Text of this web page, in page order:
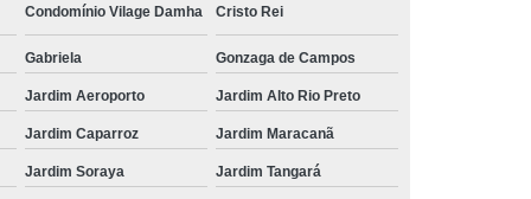
Condomínio Vilage Damha Cristo Rei
Gabriela Gonzaga de Campos
Jardim Aeroporto Jardim Alto Rio Preto
Jardim Caparroz Jardim Maracanã
Jardim Soraya Jardim Tangará